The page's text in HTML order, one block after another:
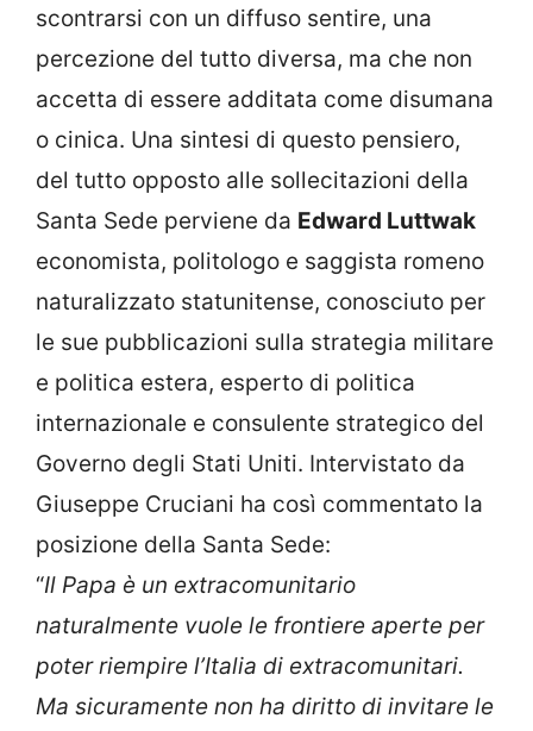
scontrarsi con un diffuso sentire, una
percezione del tutto diversa, ma che non
accetta di essere additata come disumana
o cinica. Una sintesi di questo pensiero,
del tutto opposto alle sollecitazioni della
Santa Sede perviene da Edward Luttwak
economista, politologo e saggista romeno
naturalizzato statunitense, conosciuto per
le sue pubblicazioni sulla strategia militare
e politica estera, esperto di politica
internazionale e consulente strategico del
Governo degli Stati Uniti. Intervistato da
Giuseppe Cruciani ha così commentato la
posizione della Santa Sede:
“Il Papa è un extracomunitario
naturalmente vuole le frontiere aperte per
poter riempire l’Italia di extracomunitari.
Ma sicuramente non ha diritto di invitare le